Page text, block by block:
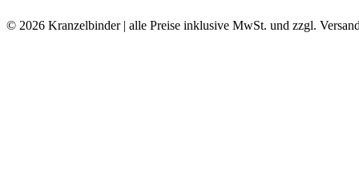
© 2026 Kranzelbinder | alle Preise inklusive MwSt. und zzgl.